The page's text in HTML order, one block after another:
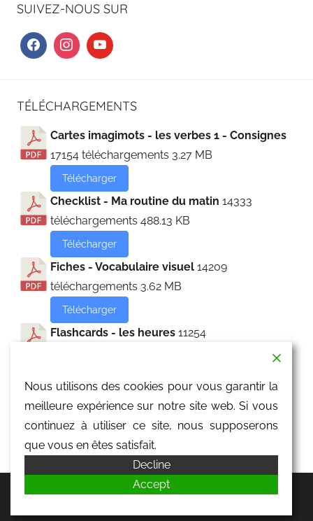
SUIVEZ-NOUS SUR
TÉLÉCHARGEMENTS
Cartes imagimots - les verbes 1 - Consignes
17154 téléchargements 3.27 MB
Télécharger
Checklist - Ma routine du matin 14333
téléchargements 488.13 KB
Télécharger
Fiches - Vocabulaire visuel 14209
téléchargements 3.62 MB
Télécharger
Flashcards - les heures 11254
Flashcards - les parties du corps
10947
téléchargements
230.65 KB
Télécharger
WordPress Theme: Donovan by ThemeZee.
Nous utilisons des cookies pour vous garantir la
meilleure expérience sur notre site web. Si vous
continuez à utiliser ce site, nous supposerons
que vous en êtes satisfait.
Decline
Accept